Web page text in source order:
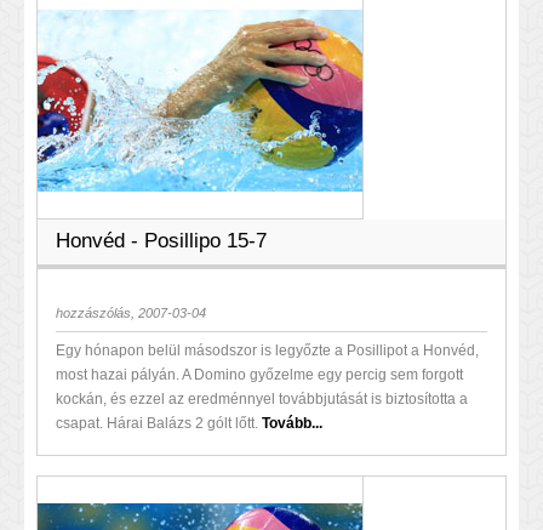
Honvéd - Posillipo 15-7
hozzászólás, 2007-03-04
Egy hónapon belül másodszor is legyőzte a Posillipot a Honvéd,
most hazai pályán. A Domino győzelme egy percig sem forgott
kockán, és ezzel az eredménnyel továbbjutását is biztosította a
csapat. Hárai Balázs 2 gólt lőtt. Tovább...